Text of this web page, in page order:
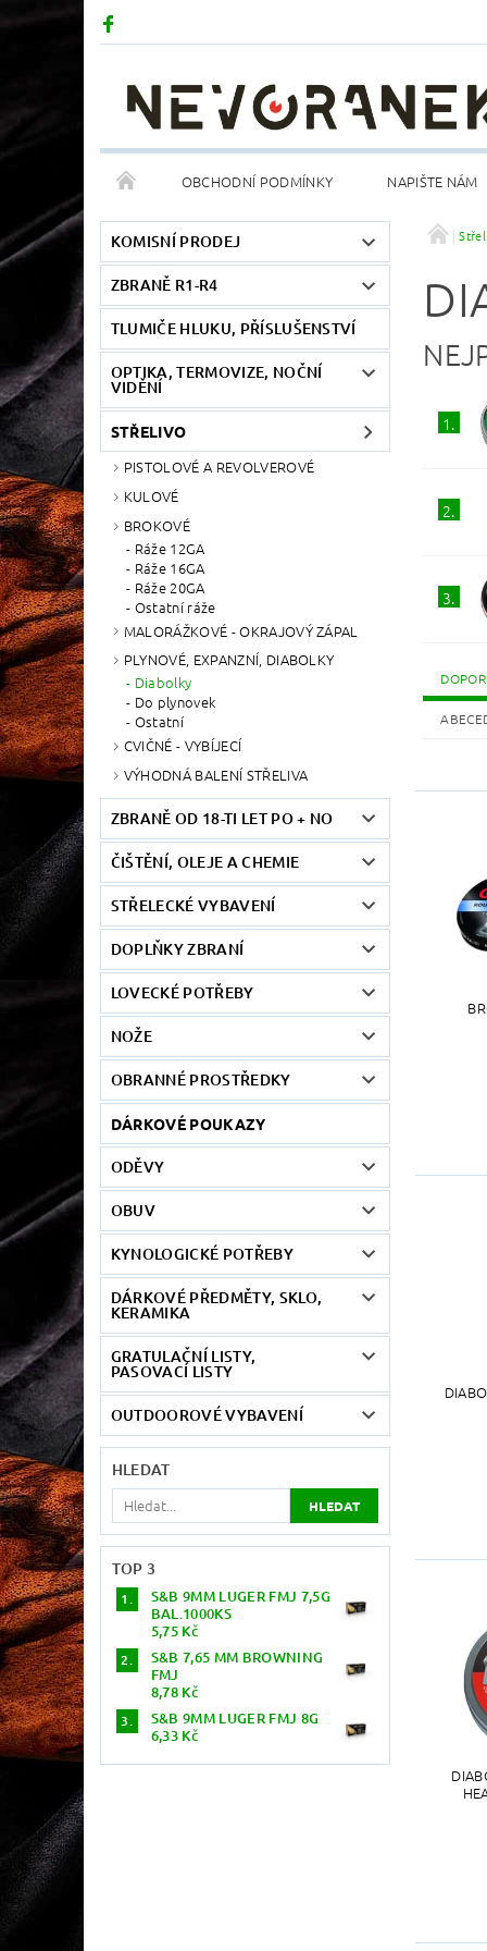
OBCHODNÍ PODMÍNKY NAPIŠTE NÁM
KOMISNÍ PRODEJ
ZBRANĚ R1-R4
TLUMIČE HLUKU, PŘÍSLUŠENSTVÍ
OPTIKA, TERMOVIZE, NOČNÍ
VIDĚNÍ
STŘELIVO
PISTOLOVÉ A REVOLVEROVÉ
KULOVÉ
BROKOVÉ
Ráže 12GA
Ráže 16GA
Ráže 20GA
Ostatní ráže
MALORÁŽKOVÉ - OKRAJOVÝ ZÁPAL
PLYNOVÉ, EXPANZNÍ, DIABOLKY
Diabolky
Do plynovek
Ostatní
CVIČNÉ - VYBÍJECÍ
VÝHODNÁ BALENÍ STŘELIVA
ZBRANĚ OD 18-TI LET PO + NO
ČIŠTĚNÍ, OLEJE A CHEMIE
STŘELECKÉ VYBAVENÍ
DOPLŇKY ZBRANÍ
LOVECKÉ POTŘEBY
NOŽE
OBRANNÉ PROSTŘEDKY
DÁRKOVÉ POUKAZY
ODĚVY
OBUV
KYNOLOGICKÉ POTŘEBY
DÁRKOVÉ PŘEDMĚTY, SKLO,
KERAMIKA
GRATULAČNÍ LISTY,
PASOVACÍ LISTY
OUTDOOROVÉ VYBAVENÍ
HLEDAT
TOP 3
S&B 9MM LUGER FMJ 7,5G
BAL.1000KS
5,75 Kč
S&B 7,65 MM BROWNING
FMJ
8,78 Kč
S&B 9MM LUGER FMJ 8G
6,33 Kč
1.
2.
3.